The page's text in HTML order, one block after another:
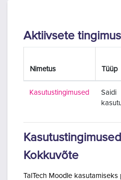
Aktiivsete
Nimetus Tüüp
Kasutustingimused
Saidi
Kasutustingimused
Kokkuvõte
TalTech Moodle kasutamiseks